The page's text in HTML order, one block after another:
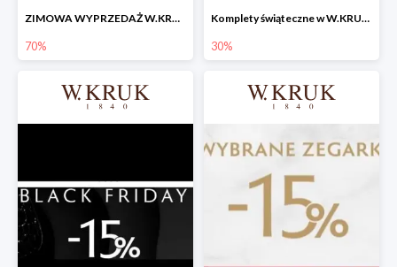
ZIMOWA WYPRZEDAŻ W.KRUK! ✨
70%
Komplety świąteczne w W.KRUK do -30%
30%